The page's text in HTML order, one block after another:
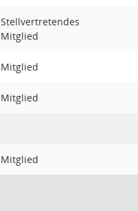
Stellvertretendes
Mitglied
Mitglied
Mitglied
Mitglied